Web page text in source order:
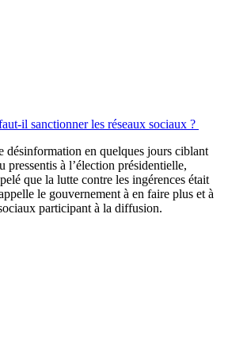
il sanctionner les réseaux sociaux ?
désinformation en quelques jours ciblant
pressentis à l’élection présidentielle,
que la lutte contre les ingérences était
le gouvernement à en faire plus et à
participant à la diffusion.